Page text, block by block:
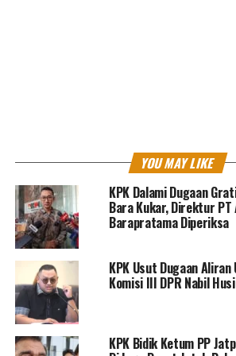
Atas pertanyaan Jaksa tersebut, Rita
mengakui bahwa keterangan BAP nya
seperti itu. “Ya, keterangan tidak ada
jawab Rita.
Menurut Rita, ia mengakui untuk
dari orangnya Azis Syamsuddin yaitu
bernama Kris. Kris yang datang
Rita untuk melakukan skema cerita
kepadanya.
YOU MAY LIKE
KPK Dalami Dugaan
Bara Kukar, Direktur PT
Barapratama Diperiksa
KPK Usut Dugaan
Komisi III DPR Nabil
KPK Bidik Ketum PP